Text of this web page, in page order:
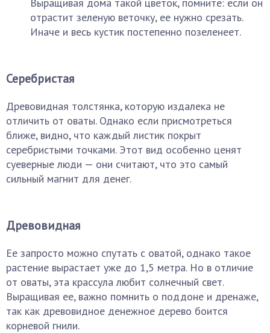
отрастит зеленую веточку, ее нужно срезать.
Иначе и весь кустик постепенно позеленеет.
Серебристая
Древовидная толстянка, которую издалека не
отличить от оваты. Однако если присмотреться
ближе, видно, что каждый листик покрыт
серебристыми точками. Этот вид особенно ценят
суеверные люди — они считают, что это самый
сильный магнит для денег.
Древовидная
Ее запросто можно спутать с оватой, однако такое
растение вырастает уже до 1,5 метра. Но в отличие
от оваты, эта крассула любит солнечный свет.
Выращивая ее, важно помнить о поддоне и дренаже,
так как древовидное денежное дерево боится
корневой гнили.